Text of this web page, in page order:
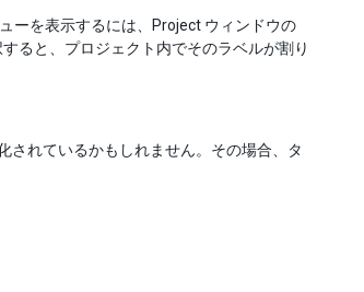
ーを表示するには、Project ウィンドウの
ると、プロジェクト内でそのラベルが割り
されているかもしれません。その場合、タ